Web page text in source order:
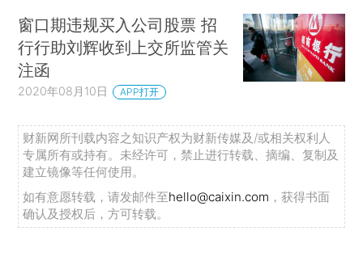
窗口期违规买入公司股票 招
行行助刘辉收到上交所监管关
注函
2020年08月10日 APP打开
财新网所刊载内容之知识产权为财新传媒及/或相关权利人
专属所有或持有。未经许可，禁止进行转载、摘编、复制及
建立镜像等任何使用。
如有意愿转载，请发邮件至hello@caixin.com ，获得书面
确认及授权后，方可转载。